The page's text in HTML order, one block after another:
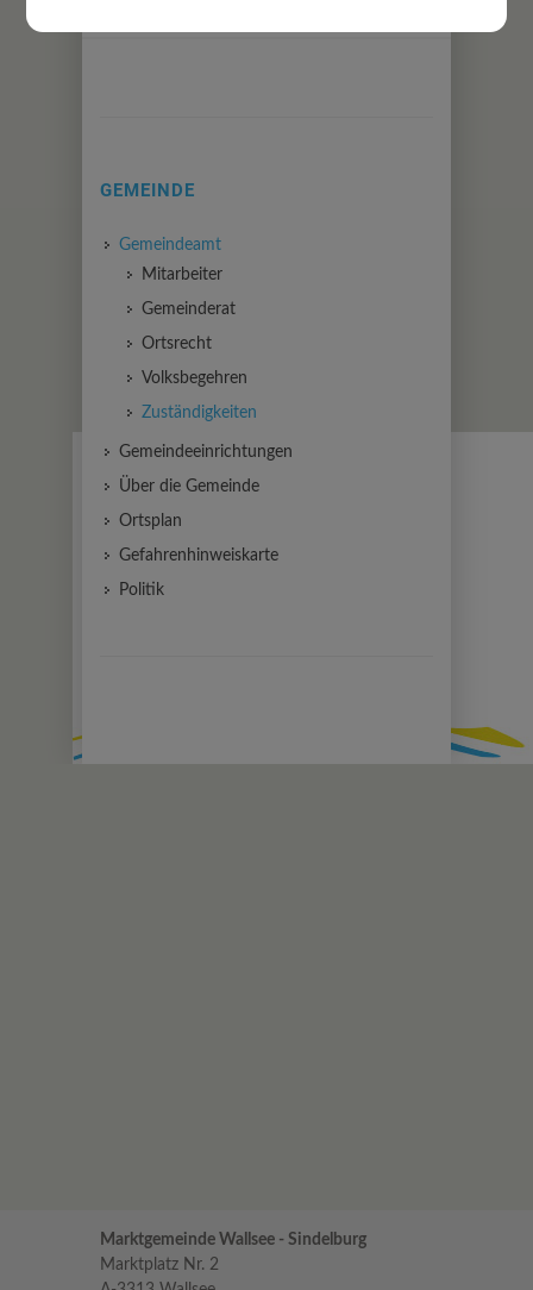
GEMEINDE
Gemeindeamt
Mitarbeiter
Gemeinderat
Ortsrecht
Volksbegehren
Zuständigkeiten
Gemeindeeinrichtungen
Über die Gemeinde
Ortsplan
Gefahrenhinweiskarte
Politik
Marktgemeinde Wallsee - Sindelburg
Marktplatz Nr. 2